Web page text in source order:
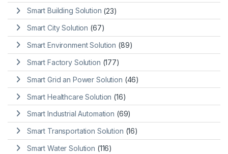
Smart Building Solution (23)
Smart City Solution (67)
Smart Environment Solution (89)
Smart Factory Solution (177)
Smart Grid an Power Solution (46)
Smart Healthcare Solution (16)
Smart Industrial Automation (69)
Smart Transportation Solution (16)
Smart Water Solution (116)